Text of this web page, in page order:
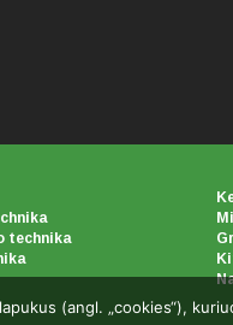
technika
(angl. „cookies“),